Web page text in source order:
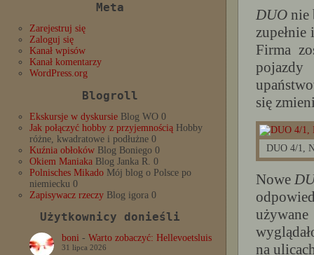
Meta
Zarejestruj się
Zaloguj się
Kanał wpisów
Kanał komentarzy
WordPress.org
Blogroll
Ekskursje w dyskursie Blog WO 0
Jak połączyć hobby z przyjemnością Hobby
różne, kwadratowe i podłużne 0
Kuźnia obłoków Blog Boniego 0
Okiem Maniaka Blog Janka R. 0
Polnisches Mikado Mój blog o Polsce po
niemiecku 0
Zapisywacz rzeczy Blog igora 0
Użytkownicy donieśli
boni- Warto zobaczyć: Hellevoetsluis
31 lipca 2026
DUO nie
Firma
się
DUO 4/1,
Nowe
na